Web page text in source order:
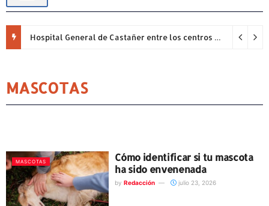
Hospital General de Castañer entre los centros de salud comunitarios con mejor desempeño clínico de Estados Unidos
MASCOTAS
MASCOTAS
Cómo identificar si tu mascota
ha sido envenenada
by Redacción julio 23, 2026